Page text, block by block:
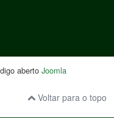
aberto Joomla
Voltar para o topo